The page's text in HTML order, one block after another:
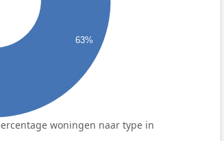
63%
woningen naar type in